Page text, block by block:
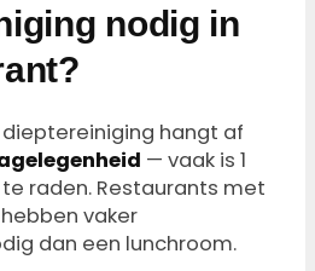
nodig in
hangt af
— vaak is 1
raden. Restaurants met
vaker
dan een lunchroom.